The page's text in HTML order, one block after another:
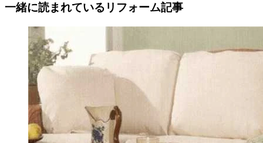
一緒に読まれている リフォーム記事